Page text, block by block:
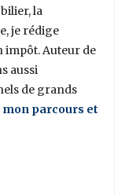
la
je rédige
impôt. Auteur de
aussi
de grands
mon parcours et